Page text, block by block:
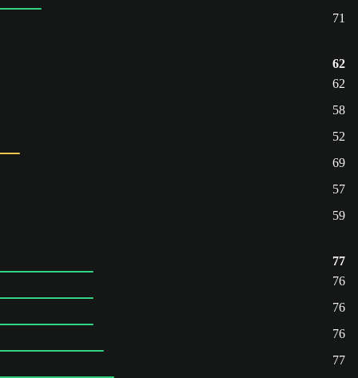
71
62
62
58
52
69
57
59
77
76
76
76
77